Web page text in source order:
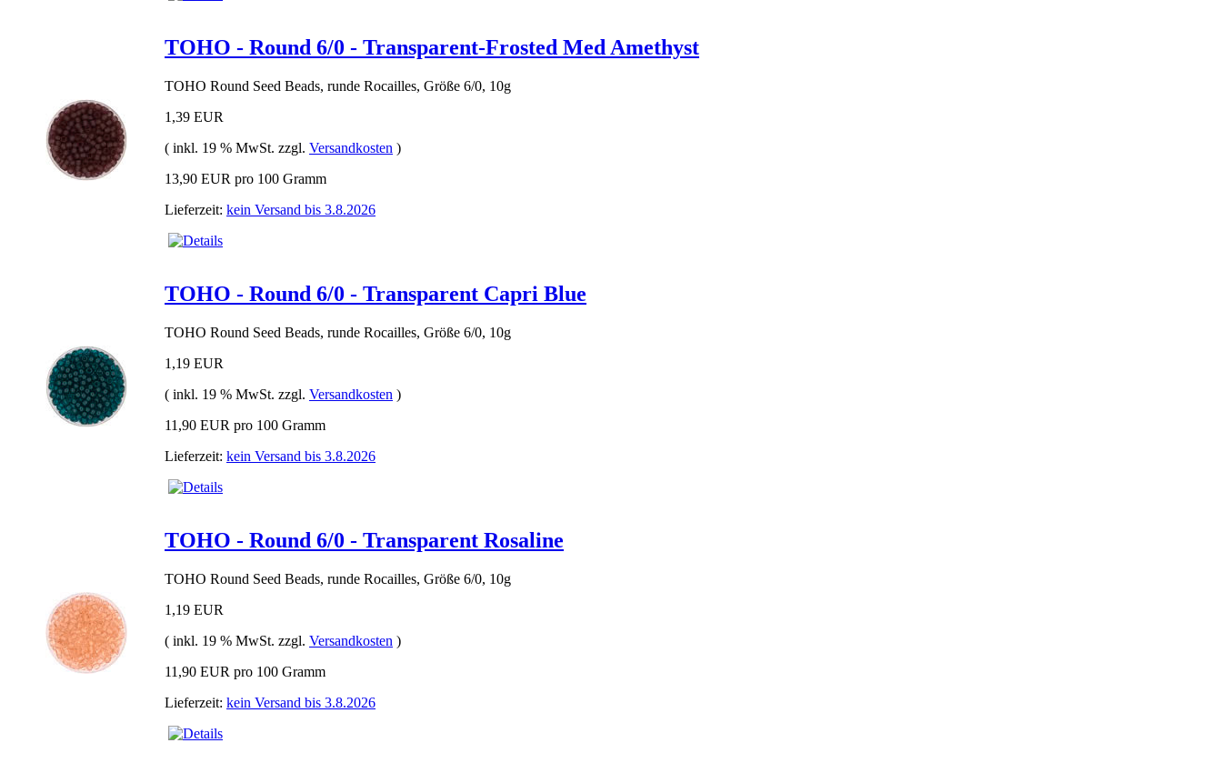
TOHO - Round 6/0 - Transparent-Frosted Med Amethyst
TOHO Round Seed Beads, runde Rocailles, Größe 6/0, 10g
1,39 EUR
( inkl. 19 % MwSt. zzgl. Versandkosten )
13,90 EUR pro 100 Gramm
Lieferzeit: kein Versand bis 3.8.2026
TOHO - Round 6/0 - Transparent Capri Blue
TOHO Round Seed Beads, runde Rocailles, Größe 6/0, 10g
1,19 EUR
( inkl. 19 % MwSt. zzgl. Versandkosten )
11,90 EUR pro 100 Gramm
Lieferzeit: kein Versand bis 3.8.2026
TOHO - Round 6/0 - Transparent Rosaline
TOHO Round Seed Beads, runde Rocailles, Größe 6/0, 10g
1,19 EUR
( inkl. 19 % MwSt. zzgl. Versandkosten )
11,90 EUR pro 100 Gramm
Lieferzeit: kein Versand bis 3.8.2026